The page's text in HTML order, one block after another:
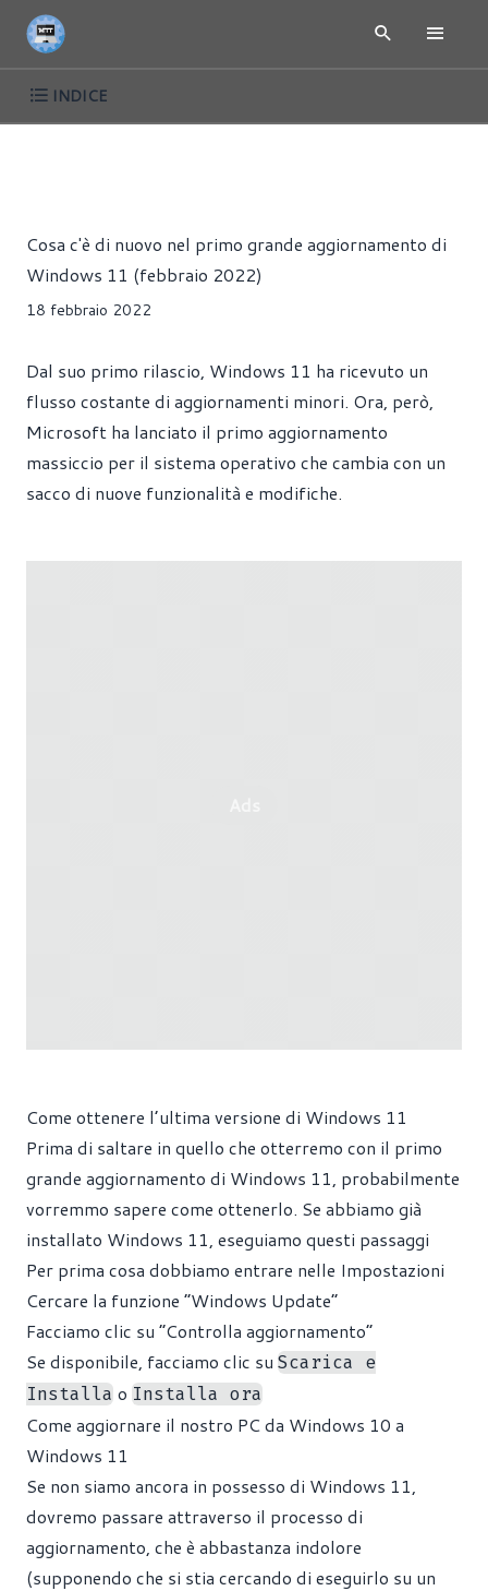
INDICE
Cosa c'è di nuovo nel primo grande aggiornamento di
Windows 11 (febbraio 2022)
18 febbraio 2022
Dal suo primo rilascio, Windows 11 ha ricevuto un
flusso costante di aggiornamenti minori. Ora, però,
Microsoft ha lanciato il primo aggiornamento
massiccio per il sistema operativo che cambia con un
sacco di nuove funzionalità e modifiche.
Come ottenere l’ultima versione di Windows 11
Prima di saltare in quello che otterremo con il primo
grande aggiornamento di Windows 11, probabilmente
vorremmo sapere come ottenerlo. Se abbiamo già
installato Windows 11, eseguiamo questi passaggi
Per prima cosa dobbiamo entrare nelle Impostazioni
Cercare la funzione “Windows Update”
Facciamo clic su “Controlla aggiornamento”
Se disponibile, facciamo clic su Scarica e
Installa o Installa ora
Come aggiornare il nostro PC da Windows 10 a
Windows 11
Se non siamo ancora in possesso di Windows 11,
dovremo passare attraverso il processo di
aggiornamento, che è abbastanza indolore
(supponendo che si stia cercando di eseguirlo su un